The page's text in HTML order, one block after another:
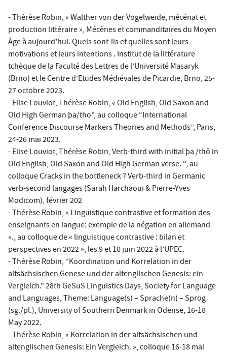
- Thérèse Robin, « Walther von der Vogelweide, mécénat et
production littéraire », Mécènes et commanditaires du Moyen
Âge à aujourd’hui. Quels sont-ils et quelles sont leurs
motivations et leurs intentions . Institut de la littérature
tchèque de la Faculté des Lettres de l’Université Masaryk
(Brno) et le Centre d’Etudes Médiévales de Picardie, Brno, 25-
27 octobre 2023.
- Elise Louviot, Thérèse Robin, « Old English, Old Saxon and
Old High German þa/tho”, au colloque “International
Conference Discourse Markers Theories and Methods”, Paris,
24-26 mai 2023.
- Elise Louviot, Thérèse Robin, Verb-third with initial þa /thô in
Old English, Old Saxon and Old High German verse. “, au
colloque Cracks in the bottleneck ? Verb-third in Germanic
verb-second langages (Sarah Harchaoui & Pierre-Yves
Modicom), février 202
- Thérèse Robin, « Linguistique contrastive et formation des
enseignants en langue: exemple de la négation en allemand
»., au colloque de « linguistique contrastive : bilan et
perspectives en 2022 », les 9 et 10 juin 2022 à l’UPEC.
- Thérèse Robin, “Koordination und Korrelation in der
altsächsischen Genese und der altenglischen Genesis: ein
Vergleich.” 28th GeSuS Linguistics Days, Society for Language
and Languages, Theme: Language(s) – Sprache(n) – Sprog
(sg./pl.), University of Southern Denmark in Odense, 16-18
May 2022.
- Thérèse Robin, « Korrelation in der altsächsischen und
altenglischen Genesis: Ein Vergleich. », colloque 16-18 mai